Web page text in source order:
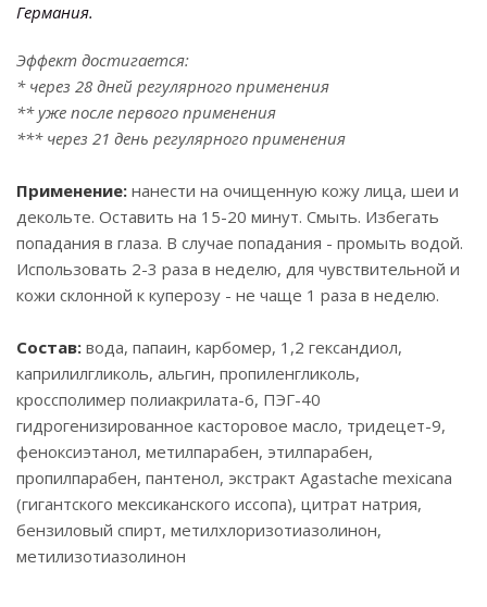
Германия.
Эффект достигается:
* через 28 дней регулярного применения
** уже после первого применения
*** через 21 день регулярного применения
Применение: нанести на очищенную кожу лица, шеи и
декольте. Оставить на 15-20 минут. Смыть. Избегать
попадания в глаза. В случае попадания - промыть водой.
Использовать 2-3 раза в неделю, для чувствительной и
кожи склонной к куперозу - не чаще 1 раза в неделю.
Состав: вода, папаин, карбомер, 1,2 гександиол,
каприлилгликоль, альгин, пропиленгликоль,
кроссполимер полиакрилата-6, ПЭГ-40
гидрогенизированное касторовое масло, тридецет-9,
феноксиэтанол, метилпарабен, этилпарабен,
пропилпарабен, пантенол, экстракт Agastache mexicana
(гигантского мексиканского иссопа), цитрат натрия,
бензиловый спирт, метилхлоризотиазолинон,
метилизотиазолинон